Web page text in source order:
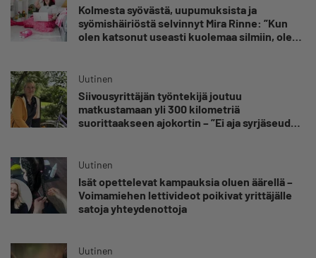
Kolmesta syövästä, uupumuksista ja
syömishäiriöstä selvinnyt Mira Rinne: ”Kun
olen katsonut useasti kuolemaa silmiin, olen
Uutinen
Siivousyrittäjän työntekijä joutuu
matkustamaan yli 300 kilometriä
suorittaakseen ajokortin – ”Ei aja syrjäseudun
Uutinen
Isät opettelevat kampauksia oluen äärellä –
Voimamiehen lettivideot poikivat yrittäjälle
satoja yhteydenottoja
Uutinen